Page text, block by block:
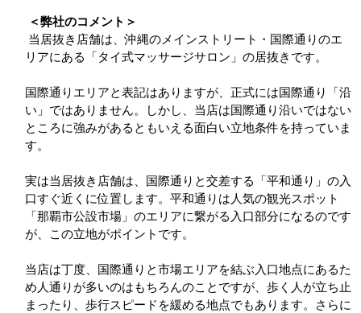
＜弊社のコメント＞
当居抜き店舗は、沖縄のメインストリート・国際通りのエ
リアにある「タイ式マッサージサロン」の居抜きです。
国際通りエリアと表記はありますが、正式には国際通り「沿
い」ではありません。しかし、当店は国際通り沿いではない
ところに強みがあるともいえる面白い立地条件を持っていま
す。
実は当居抜き店舗は、国際通りと交差する「平和通り」の入
口すぐ近くに位置します。平和通りは人気の観光スポット
「那覇市公設市場」のエリアに繋がる入口部分になるのです
が、この立地がポイントです。
当店は丁度、国際通りと市場エリアを結ぶ入口地点にあるた
め人通りが多いのはもちろんのことですが、歩く人が立ち止
まったり、歩行スピードを緩める地点でもあります。さらに